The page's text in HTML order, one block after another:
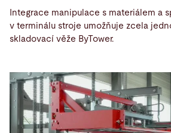
Integrace manipulace s materiálem a
v terminálu stroje umožňuje zcela
skladovací věže ByTower.